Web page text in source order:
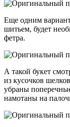
Еще одним
шитьем, будет
фетра.
А такой букет
из кусочков
убраны
намотаны на